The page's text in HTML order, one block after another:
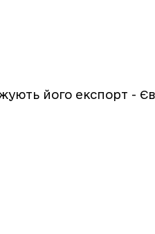
його експорт -